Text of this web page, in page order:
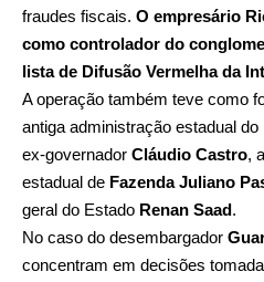
fraudes fiscais. O empresário
como controlador do
lista de Difusão Vermelha da
A operação também teve como
antiga administração estadual
ex-governador Cláudio Castro,
estadual de FazendaJuliano
geral do Estado Renan Saad.
No caso do desembargador
concentram em decisões